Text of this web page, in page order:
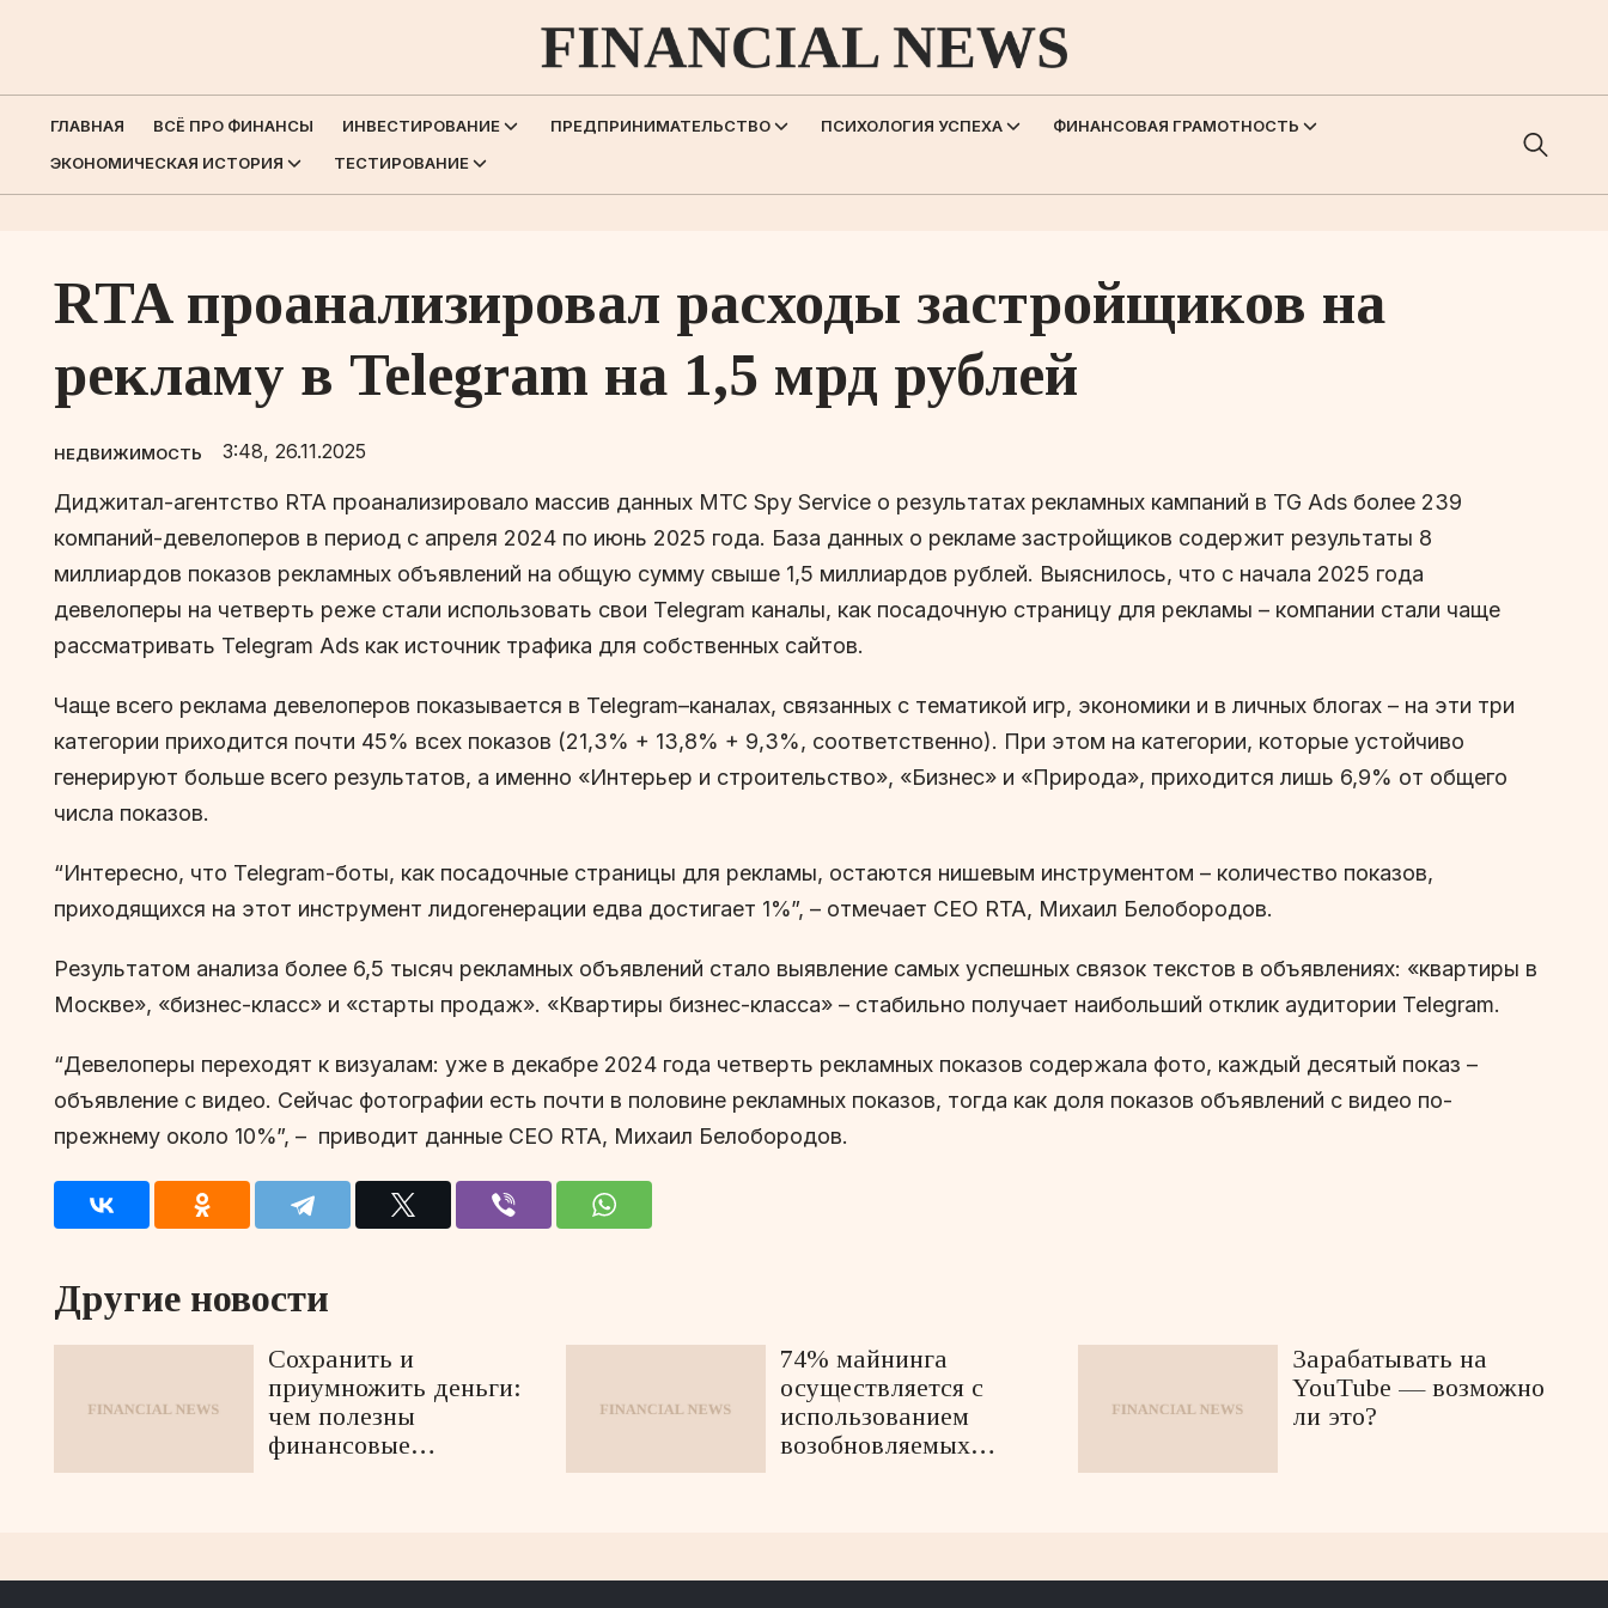
ГЛАВНАЯ ВСЁ ПРО ФИНАНСЫ ИНВЕСТИРОВАНИЕ ПРЕДПРИНИМАТЕЛЬСТВО ПСИХОЛОГИЯ УСПЕХА
ФИНАНСОВАЯ ГРАМОТНОСТЬ
ЭКОНОМИЧЕСКАЯ ИСТОРИЯ
ТЕСТИРОВАНИЕ
RTA проанализировал расходы застройщиков на
рекламу в Telegram на 1,5 мрд рублей
НЕДВИЖИМОСТЬ 3:48, 26.11.2025
Диджитал-агентство RTA проанализировало массив данных МТС Spy Service о результатах рекламных кампаний в TG Ads более 239
компаний-девелоперов в период с апреля 2024 по июнь 2025 года. База данных о рекламе застройщиков содержит результаты 8
миллиардов показов рекламных объявлений на общую сумму свыше 1,5 миллиардов рублей. Выяснилось, что с начала 2025 года
девелоперы на четверть реже стали использовать свои Telegram каналы, как посадочную страницу для рекламы – компании стали чаще
рассматривать Telegram Ads как источник трафика для собственных сайтов.
Чаще всего реклама девелоперов показывается в Telegram–каналах, связанных с тематикой игр, экономики и в личных блогах – на эти три
категории приходится почти 45% всех показов (21,3% + 13,8% + 9,3%, соответственно). При этом на категории, которые устойчиво
генерируют больше всего результатов, а именно «Интерьер и строительство», «Бизнес» и «Природа», приходится лишь 6,9% от общего
числа показов.
“Интересно, что Telegram-боты, как посадочные страницы для рекламы, остаются нишевым инструментом – количество показов,
приходящихся на этот инструмент лидогенерации едва достигает 1%”, – отмечает CEO RTA, Михаил Белобородов.
Результатом анализа более 6,5 тысяч рекламных объявлений стало выявление самых успешных связок текстов в объявлениях: «квартиры в
Москве», «бизнес-класс» и «старты продаж». «Квартиры бизнес-класса» – стабильно получает наибольший отклик аудитории Telegram.
“Девелоперы переходят к визуалам: уже в декабре 2024 года четверть рекламных показов содержала фото, каждый десятый показ –
объявление с видео. Сейчас фотографии есть почти в половине рекламных показов, тогда как доля показов объявлений с видео по-
прежнему около 10%”, – приводит данные CEO RTA, Михаил Белобородов.
Другие новости
Сохранить и
приумножить деньги:
чем полезны
финансовые
74% майнинга
осуществляется с
использованием
возобновляемых
Зарабатывать на
YouTube — возможно
ли это?